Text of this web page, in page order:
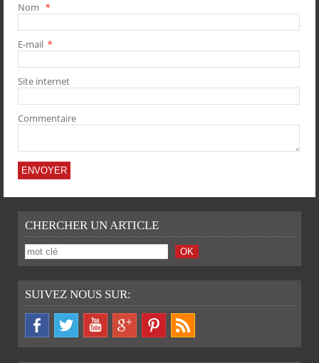
Nom *
E-mail *
Site internet
Commentaire
CHERCHER UN ARTICLE
SUIVEZ NOUS SUR: